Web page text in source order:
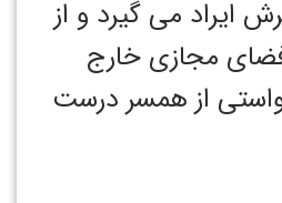
ایراد می گیرد و از
مجازی خارج
از همسر درست